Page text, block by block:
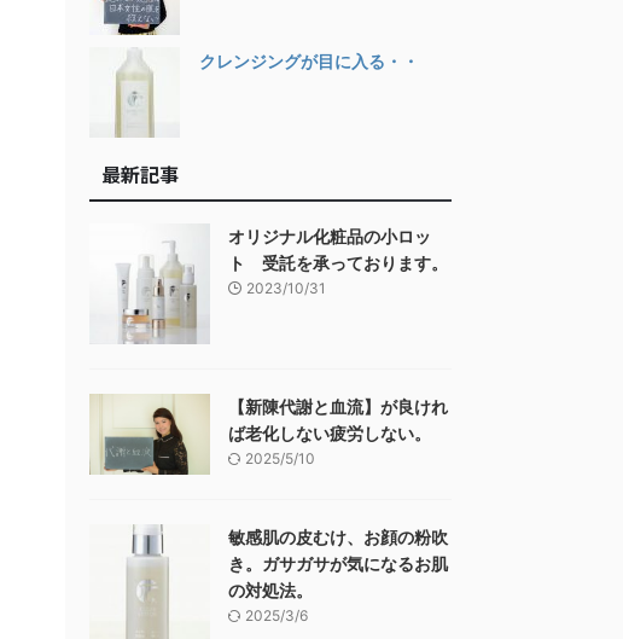
クレンジングが目に入る・・
最新記事
オリジナル化粧品の小ロッ
ト 受託を承っております。
2023/10/31
【新陳代謝と血流】が良けれ
ば老化しない疲労しない。
2025/5/10
敏感肌の皮むけ、お顔の粉吹
き。ガサガサが気になるお肌
の対処法。
2025/3/6